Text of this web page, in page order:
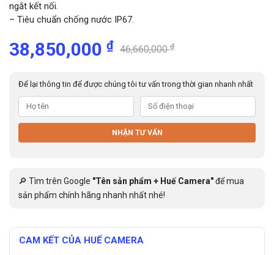
ngắt kết nối.
– Tiêu chuẩn chống nước IP67.
38,850,000 ₫ 46,660,000₫
Để lại thông tin để được chúng tôi tư vấn trong thời gian nhanh nhất
NHẬN TƯ VẤN
🔎 Tìm trên Google "Tên sản phẩm + Huế Camera"để mua
sản phẩm chính hãng nhanh nhất nhé!
CAM KẾT CỦA HUẾ CAMERA